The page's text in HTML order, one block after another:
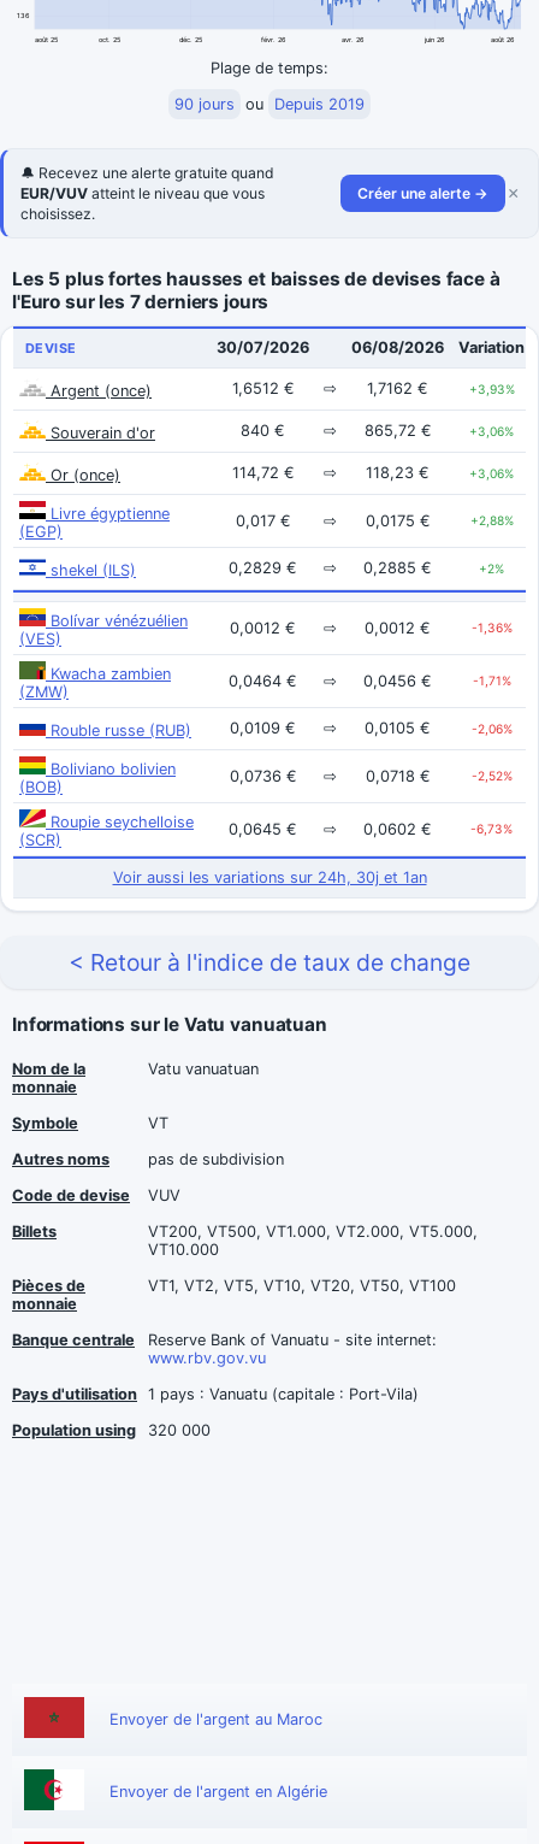
136
août 25 oct. 25 déc. 25 févr. 26 avr. 26 juin 26 août 26
Plage de temps:
90 jours
ou Depuis 2019
🔔 Recevez une alerte gratuite quand
EUR/VUV atteint le niveau que vous
choisissez.
Créer une alerte → ×
Les 5 plus fortes hausses et baisses de devises face à
l'Euro sur les 7 derniers jours
DEVISE 30/07/2026 06/08/2026 Variation
Argent (once) 1,6512 € ⇨ 1,7162 € +3,93%
Souverain d'or 840 € ⇨ 865,72 € +3,06%
Or (once) 114,72 € ⇨ 118,23 € +3,06%
Livre égyptienne
(EGP)
0,017 € ⇨ 0,0175 € +2,88%
shekel (ILS) 0,2829 € ⇨ 0,2885 € +2%
Bolívar vénézuélien
(VES)
0,0012 € ⇨ 0,0012 € -1,36%
Kwacha zambien
(ZMW)
0,0464 € ⇨ 0,0456 € -1,71%
Rouble russe (RUB) 0,0109 € ⇨ 0,0105 € -2,06%
Boliviano bolivien
(BOB)
0,0736 € ⇨ 0,0718 € -2,52%
Roupie seychelloise
(SCR)
0,0645 € ⇨ 0,0602 € -6,73%
Voir aussi les variations sur 24h, 30j et 1an
< Retour à l'indice de taux de change
Informations sur le Vatu vanuatuan
Nom de la
monnaie
Vatu vanuatuan
Symbole
VT
Autres noms
pas de subdivision
Code de devise
VUV
Billets
VT200, VT500, VT1.000, VT2.000, VT5.000,
VT10.000
Pièces de
monnaie
VT1, VT2, VT5, VT10, VT20, VT50, VT100
Banque centrale
Reserve Bank of Vanuatu - site internet:
www.rbv.gov.vu
Pays d'utilisation 1 pays : Vanuatu (capitale : Port-Vila)
Population using
320 000
Envoyer de l'argent au Maroc
Envoyer de l'argent en Algérie